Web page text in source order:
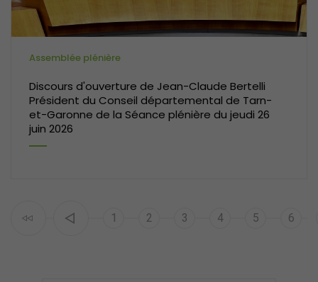
Assemblée plénière
Discours d'ouverture de Jean-Claude Bertelli
Président du Conseil départemental de Tarn-
et-Garonne de la Séance plénière du jeudi 26
juin 2026
Page courante
1 Page
2 Page
3 Page
4 Page
5 Page
6